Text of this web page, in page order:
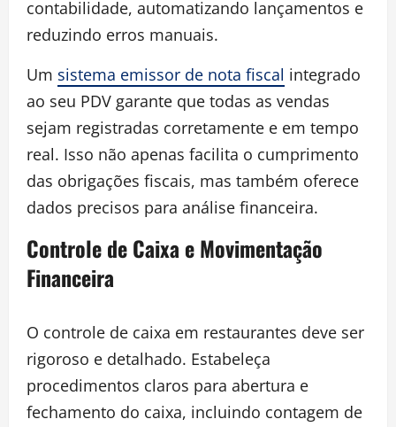
contabilidade, automatizando lançamentos e
reduzindo erros manuais.
Um sistema emissor de nota fiscal integrado
ao seu PDV garante que todas as vendas
sejam registradas corretamente e em tempo
real. Isso não apenas facilita o cumprimento
das obrigações fiscais, mas também oferece
dados precisos para análise financeira.
Controle de Caixa e Movimentação
Financeira
O controle de caixa em restaurantes deve ser
rigoroso e detalhado. Estabeleça
procedimentos claros para abertura e
fechamento do caixa, incluindo contagem de